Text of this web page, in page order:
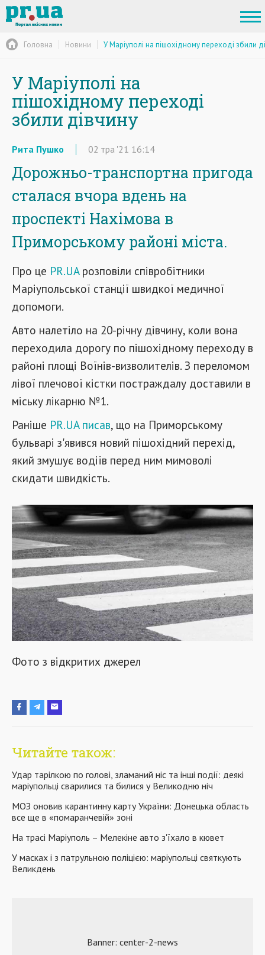
Головна Новини У Маріуполі на пішохідному переході збили
У Маріуполі на
пішохідному переході
збили дівчину
Рита Пушко 02 тра '21 16:14
Дорожньо-транспортна пригода
сталася вчора вдень на
проспекті Нахімова в
Приморському районі міста.
Про це PR.UAрозповіли співробітники
Маріупольської станції швидкої медичної
допомоги.
Авто налетіло на 20-річну дівчину, коли вона
переходила дорогу по пішохідному переходу в
районі площі Воїнів-визволителів. З переломом
лівої плечової кістки постраждалу доставили в
міську лікарню №1.
Раніше PR.UA писав, що на Приморському
бульварі з'явився новий пішохідний перехід,
який змушує водіїв перед ним мимоволі
скидати швидкість.
Фото з відкритих джерел
Читайте також:
Удар тарілкою по голові, зламаний ніс та інші події: деякі
маріупольці сварилися та билися у Великодню ніч
МОЗ оновив карантинну карту України: Донецька область
все ще в «помаранчевій» зоні
На трасі Маріуполь – Мелекіне авто з'їхало в кювет
У масках і з патрульною поліцією: маріупольці святкують
Великдень